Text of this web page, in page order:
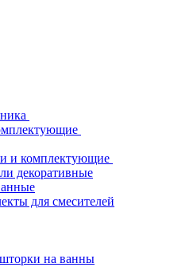
и комплектующие
декоративные
для смесителей
на ванны